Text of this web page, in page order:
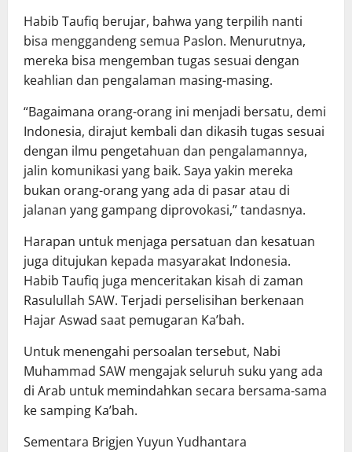
Habib Taufiq berujar, bahwa yang terpilih nanti
bisa menggandeng semua Paslon. Menurutnya,
mereka bisa mengemban tugas sesuai dengan
keahlian dan pengalaman masing-masing.
“Bagaimana orang-orang ini menjadi bersatu, demi
Indonesia, dirajut kembali dan dikasih tugas sesuai
dengan ilmu pengetahuan dan pengalamannya,
jalin komunikasi yang baik. Saya yakin mereka
bukan orang-orang yang ada di pasar atau di
jalanan yang gampang diprovokasi,” tandasnya.
Harapan untuk menjaga persatuan dan kesatuan
juga ditujukan kepada masyarakat Indonesia.
Habib Taufiq juga menceritakan kisah di zaman
Rasulullah SAW. Terjadi perselisihan berkenaan
Hajar Aswad saat pemugaran Ka’bah.
Untuk menengahi persoalan tersebut, Nabi
Muhammad SAW mengajak seluruh suku yang ada
di Arab untuk memindahkan secara bersama-sama
ke samping Ka’bah.
Sementara Brigjen Yuyun Yudhantara